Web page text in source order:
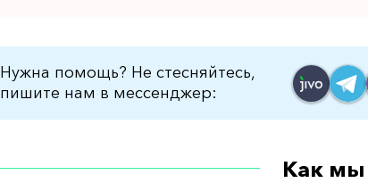
Нужна помощь? Не стесняйтесь,
пишите нам в мессенджер:
Как мы